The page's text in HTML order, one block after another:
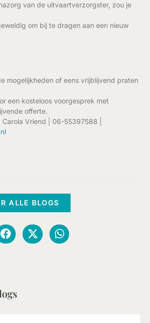
van de uitvaartverzorgster, zou je
om bij te dragen aan een nieuw
mogelijkheden of eens vrijblijvend praten
een kosteloos voorgesprek met
offerte.
Vriend | 06-55397588 |
ALLE BLOGS